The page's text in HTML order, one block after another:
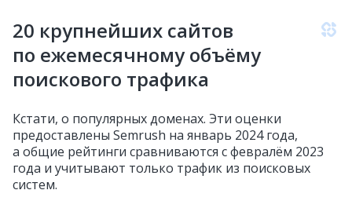
20 крупнейших сайтов
по ежемесячному объёму
поискового трафика
Кстати, о популярных доменах. Эти оценки
предоставлены Semrush на январь 2024 года,
а общие рейтинги сравниваются с февралём 2023
года и учитывают только трафик из поисковых
систем.